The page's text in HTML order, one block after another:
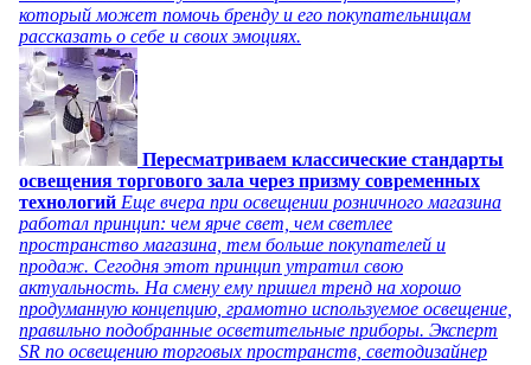
который может помочь бренду и его покупательницам
рассказать о себе и своих эмоциях.
Пересматриваем классические стандарты
освещения торгового зала через призму современных
технологий Еще вчера при освещении розничного магазина
работал принцип: чем ярче свет, чем светлее
пространство магазина, тем больше покупателей и
продаж. Сегодня этот принцип утратил свою
актуальность. На смену ему пришел тренд на хорошо
продуманную концепцию, грамотно используемое освещение,
правильно подобранные осветительные приборы. Эксперт
SR по освещению торговых пространств, светодизайнер